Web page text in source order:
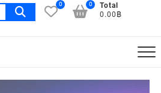
0
Total
0.00฿
0